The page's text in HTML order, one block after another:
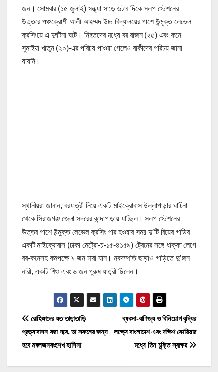
জন। সোমবার (১৫ জুলাই) সন্ধ্যা সাড়ে ৬টার দিকে সলপ স্টেশনের
উত্তরে পঞ্চক্রোশী আলী আহম্মদ উচ্চ বিদ্যালয়ের পাশে উন্মুক্ত লেভেল
ক্রসিংয়ে এ দুর্ঘটনা ঘটে। নিহতদের মধ্যে বর রাজন (২৫) এবং কনে
সুমাইয়া খাতুন (২০)-এর পরিচয় পাওয়া গেলেও বাকীদের পরিচয় জানা
যায়নি।
স্থানীয়রা জানান, বরযাত্রী নিয়ে একটি মাইক্রোবাস উল্লাপাড়ার ঘাটিনা
থেকে সিরাজগঞ্জ জেলা সদরের কান্দাপাড়ায় যাচ্ছিল। সলপ স্টেশনের
উত্তর পাশে উন্মুক্ত লেভেল ক্রসিং পার হওয়ার সময় দু’টি বিয়ের গাড়ির
একটি মাইক্রোবাস (ঢাকা মেট্রো-চ-১৫-৪১৫৯) ট্রেনের সঙ্গে ধাক্কা লেগে
বর-কনেসহ কমপক্ষে ৯ জন মারা যান। নবদম্পতি ছাড়াও গাড়িতে দু’জন
নারী, একটি শিশু এবং ৬ জন পুরুষ যাত্রী ছিলেন।
P
o
s
ব্যবসা-বাণিজ্য ও বিনিয়োগ বৃদ্ধির
লক্ষ্যে বাংলাদেশ এবং দক্ষিণ কোরিয়ার
মধ্যে তিন চুক্তি স্বাক্ষর
রোহিঙ্গাদের যত তাড়াতাড়ি
প্রত্যাবাসন করা হবে, তা সকলের জন্য
হবে মঙ্গলজনকঃশেখ হাসিনা